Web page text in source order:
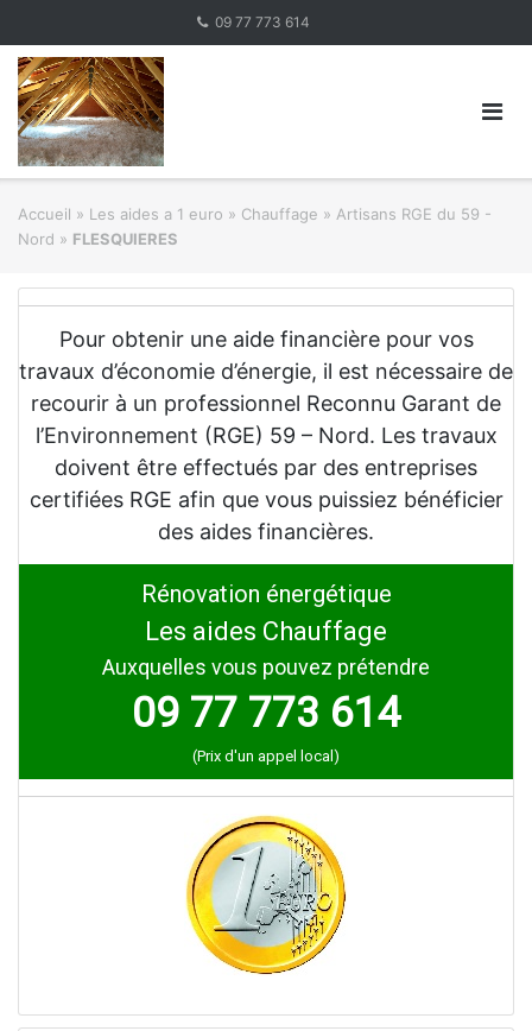
content
09 77 773 614
Accueil » Les aides a 1 euro » Chauffage » Artisans RGE du 59 -
Nord » FLESQUIERES
Pour obtenir une aide financière pour vos
travaux d’économie d’énergie, il est nécessaire de
recourir à un professionnel Reconnu Garant de
l’Environnement (RGE) 59 – Nord. Les travaux
doivent être effectués par des entreprises
certifiées RGE afin que vous puissiez bénéficier
des aides financières.
Rénovation énergétique
Les aides Chauffage
Auxquelles vous pouvez prétendre
09 77 773 614
(Prix d'un appel local)